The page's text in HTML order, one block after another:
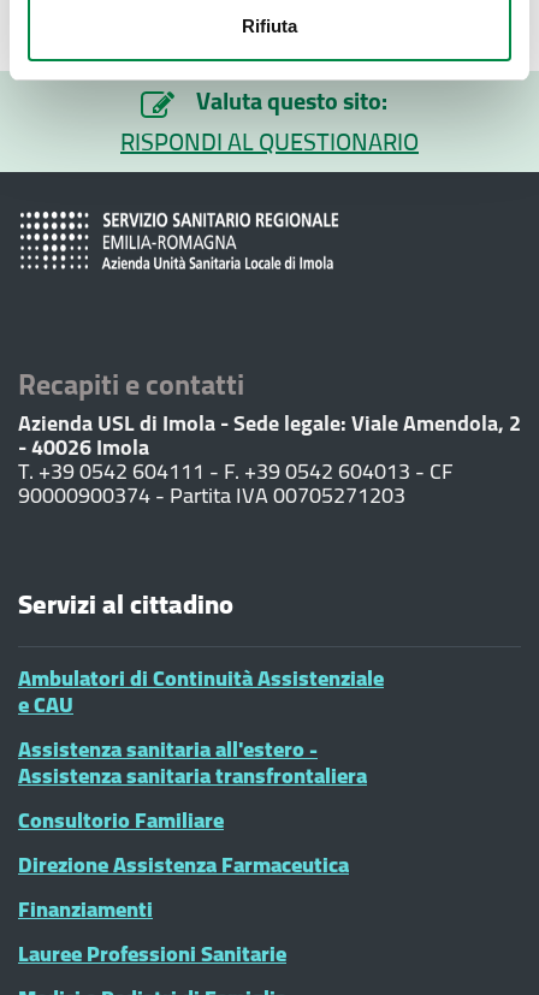
Rifiuta
Ultimo aggiornamento pagina:
Valuta questo sito:
RISPONDI AL QUESTIONARIO
Recapiti e contatti
Azienda USL di Imola - Sede legale: Viale Amendola, 2
- 40026 Imola
T. +39 0542 604111 - F. +39 0542 604013 - CF
90000900374 - Partita IVA 00705271203
Servizi al cittadino
Ambulatori di Continuità Assistenziale
e CAU
Assistenza sanitaria all'estero -
Assistenza sanitaria transfrontaliera
Consultorio Familiare
Direzione Assistenza Farmaceutica
Finanziamenti
Lauree Professioni Sanitarie